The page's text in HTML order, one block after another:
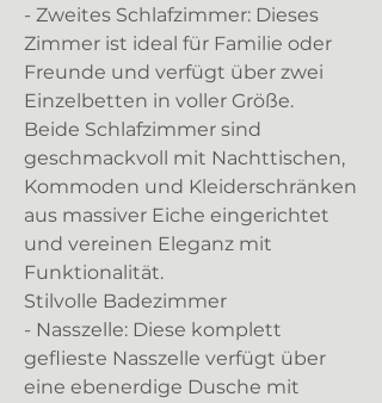
- Zweites Schlafzimmer: Dieses
Zimmer ist ideal für Familie oder
Freunde und verfügt über zwei
Einzelbetten in voller Größe.
Beide Schlafzimmer sind
geschmackvoll mit Nachttischen,
Kommoden und Kleiderschränken
aus massiver Eiche eingerichtet
und vereinen Eleganz mit
Funktionalität.
Stilvolle Badezimmer
- Nasszelle: Diese komplett
geflieste Nasszelle verfügt über
eine ebenerdige Dusche mit